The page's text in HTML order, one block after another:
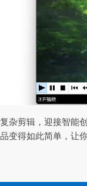
杂剪辑，迎接智能
变得如此简单，让